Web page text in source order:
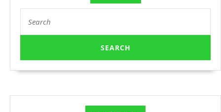
for: